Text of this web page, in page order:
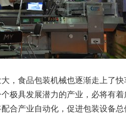
，食品包装机械也逐渐走上了快
极具发展潜力的产业，必将有着
合产业自动化，促进包装设备总